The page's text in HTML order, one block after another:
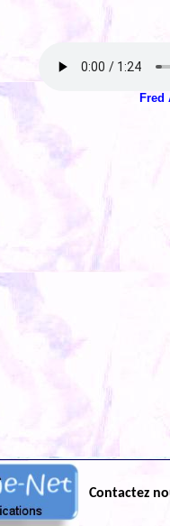
Fred
Contactez